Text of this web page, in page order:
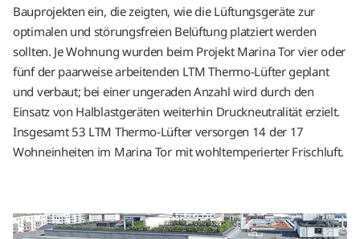
Bauprojekten ein, die zeigten, wie die Lüftungsgeräte zur
optimalen und störungsfreien Belüftung platziert werden
sollten. Je Wohnung wurden beim Projekt Marina Tor vier oder
fünf der paarweise arbeitenden LTM Thermo-Lüfter geplant
und verbaut; bei einer ungeraden Anzahl wird durch den
Einsatz von Halblastgeräten weiterhin Druckneutralität erzielt.
Insgesamt 53 LTM Thermo-Lüfter versorgen 14 der 17
Wohneinheiten im Marina Tor mit wohltemperierter Frischluft.